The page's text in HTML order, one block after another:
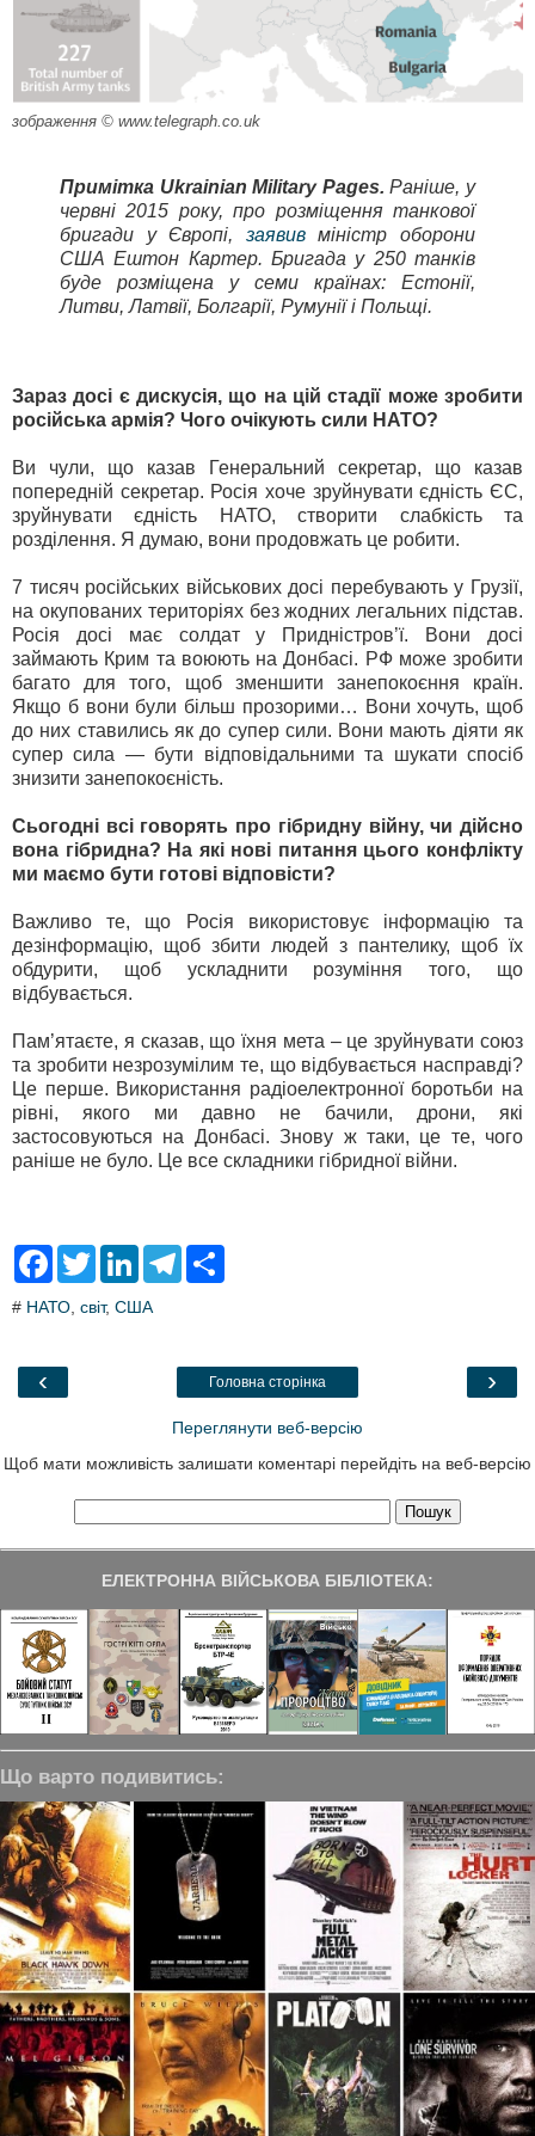
зображення © www.telegraph.co.uk
Примітка Ukrainian Military Pages.Раніше, у
червні 2015 року, про розміщення танкової
бригади у Європі, заявивміністр оборони
США Ештон Картер. Бригада у 250 танків
буде розміщена у семи країнах: Естонії,
Литви, Латвії, Болгарії, Румунії і Польщі.
Зараз досі є дискусія, що на цій стадії може зробити
російська армія? Чого очікують сили НАТО?
Ви чули, що казав Генеральний секретар, що казав
попередній секретар. Росія хоче зруйнувати єдність ЄС,
зруйнувати єдність НАТО, створити слабкість та
розділення. Я думаю, вони продовжать це робити.
7 тисяч російських військових досі перебувають у Грузії,
на окупованих територіях без жодних легальних підстав.
Росія досі має солдат у Придністров’ї. Вони досі
займають Крим та воюють на Донбасі. РФ може зробити
багато для того, щоб зменшити занепокоєння країн.
Якщо б вони були більш прозорими… Вони хочуть, щоб
до них ставились як до супер сили. Вони мають діяти як
супер сила — бути відповідальними та шукати спосіб
знизити занепокоєність.
Сьогодні всі говорять про гібридну війну, чи дійсно
вона гібридна? На які нові питання цього конфлікту
ми маємо бути готові відповісти?
Важливо те, що Росія використовує інформацію та
дезінформацію, щоб збити людей з пантелику, щоб їх
обдурити, щоб ускладнити розуміння того, що
відбувається.
Пам’ятаєте, я сказав, що їхня мета – це зруйнувати союз
та зробити незрозумілим те, що відбувається насправді?
Це перше. Використання радіоелектронної боротьби на
рівні, якого ми давно не бачили, дрони, які
застосовуються на Донбасі. Знову ж таки, це те, чого
раніше не було. Це все складники гібридної війни.
F
e
o
T
t
L
k
T
a
# НАТО, світ, США
‹ ›
Головна сторінка
Переглянути веб-версію
Щоб мати можливість залишати коментарі перейдіть на веб-версію
ЕЛЕКТРОННА ВІЙСЬКОВА БІБЛІОТЕКА:
Що варто подивитись: